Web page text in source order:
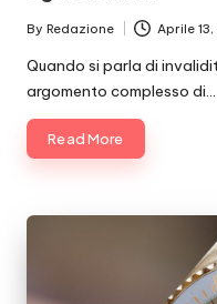
Posted
by
By Redazione Aprile
Quando si parla di
argomento complesso di…
Read More